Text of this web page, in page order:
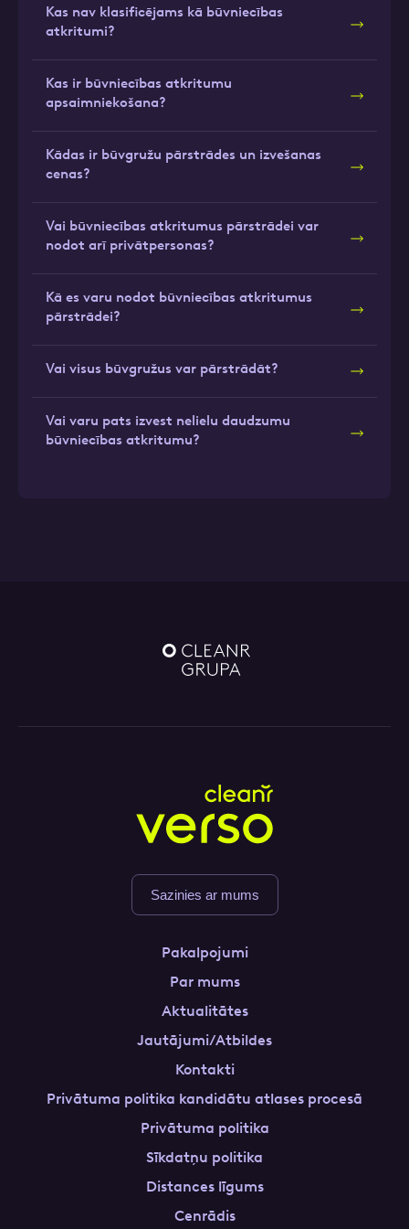
Kas nav klasificējams kā būvniecības
atkritumi?
Kas ir būvniecības atkritumu
apsaimniekošana?
Kādas ir būvgružu pārstrādes un izvešanas
cenas?
Vai būvniecības atkritumus pārstrādei var
nodot arī privātpersonas?
Kā es varu nodot būvniecības atkritumus
pārstrādei?
Vai visus būvgružus var pārstrādāt?
Vai varu pats izvest nelielu daudzumu
būvniecības atkritumu?
Sazinies ar mums
Pakalpojumi
Par mums
Aktualitātes
Jautājumi/Atbildes
Kontakti
Privātuma politika kandidātu atlases procesā
Privātuma politika
Sīkdatņu politika
Distances līgums
Cenrādis